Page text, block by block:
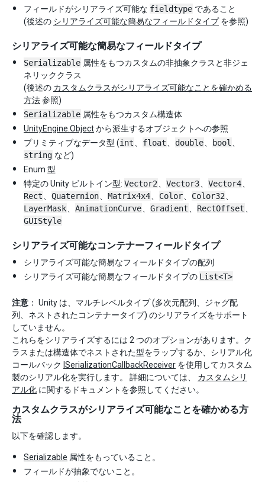
フィールドがシリアライズ可能な fieldtype であること
(後述の シリアライズ可能な簡易なフィールドタイプを参照)
シリアライズ可能な簡易なフィールドタイプ
Serializable 属性をもつカスタムの非抽象クラスと非ジェ
ネリッククラス
(後述の カスタムクラスがシリアライズ可能なことを確かめる
方法参照)
Serializable 属性をもつカスタム構造体
UnityEngine.Objectから派生するオブジェクトへの参照
プリミティブなデータ型 (int float double bool
string など)
Enum 型
特定の Unity ビルトイン型: Vector2 Vector3 Vector4
Rect
Quaternion Matrix4x4 Color Color32
LayerMask
AnimationCurve Gradient RectOffset
GUIStyle
シリアライズ可能なコンテナーフィールドタイプ
シリアライズ可能な簡易なフィールドタイプの配列
シリアライズ可能な簡易なフィールドタイプの List<T>
注意 ： Unity は、マルチレベルタイプ (多次元配列、ジャグ配
列、ネストされたコンテナータイプ) のシリアライズをサポート
していません。
これらをシリアライズするには 2 つのオプションがあります。ク
ラスまたは構造体でネストされた型をラップするか、シリアル化
コールバック ISerializationCallbackReceiver を使用してカスタム
製のシリアル化を実行します。 詳細については、 カスタムシリ
アル化 に関するドキュメントを参照してください。
カスタムクラスがシリアライズ可能なことを確かめる方
法
以下を確認します。
Serializable 属性をもっていること。
フィールドが抽象でないこと。